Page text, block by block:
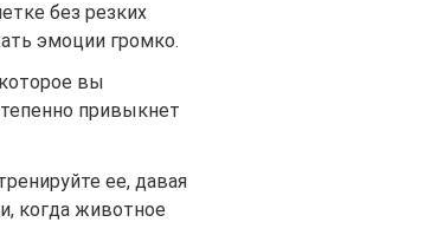
без резких
эмоции громко.
вы
привыкнет
ее, давая
когда животное